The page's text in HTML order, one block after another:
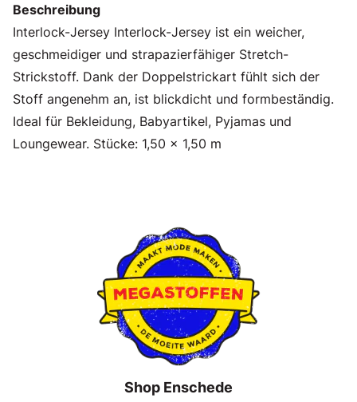
Beschreibung
Interlock-Jersey Interlock-Jersey ist ein weicher,
geschmeidiger und strapazierfähiger Stretch-
Strickstoff. Dank der Doppelstrickart fühlt sich der
Stoff angenehm an, ist blickdicht und formbeständig.
Ideal für Bekleidung, Babyartikel, Pyjamas und
Loungewear. Stücke: 1,50 x 1,50 m
Shop Enschede